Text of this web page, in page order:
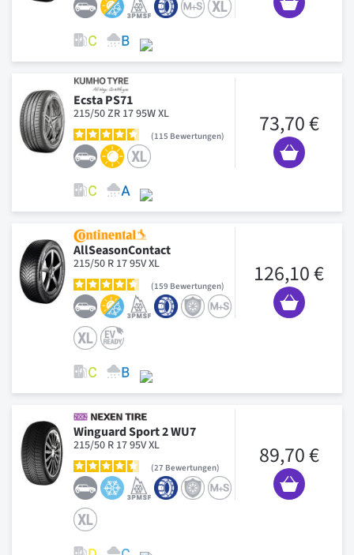
Ecsta PS71
215/50 ZR 17 95W XL
115 Bewertungen 73,70 €
AllSeasonContact
215/50 R 17 95V XL
159 Bewertungen 126,10 €
Winguard Sport 2 WU7
215/50 R 17 95V XL
27 Bewertungen 89,70 €